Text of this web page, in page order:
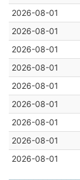
2026-08-01
2026-08-01
2026-08-01
2026-08-01
2026-08-01
2026-08-01
2026-08-01
2026-08-01
2026-08-01